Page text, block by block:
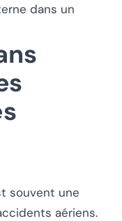
dans un
souvent une
aériens.